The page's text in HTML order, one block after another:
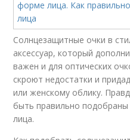
Солнцезащитные очки в
аксессуар, который
важен и для оптических
скроют недостатки и
или женскому облику.
быть правильно
лица.